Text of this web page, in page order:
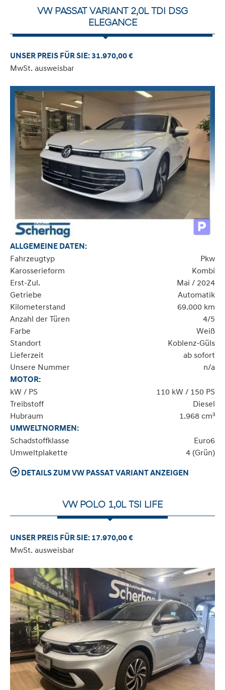
VW PASSAT VARIANT 2,0L TDI DSG
ELEGANCE
UNSER PREIS FÜR SIE: 31.970,00 €
MwSt. ausweisbar
ALLGEMEINE DATEN:
Fahrzeugtyp
Pkw
Karosserieform
Kombi
Erst-Zul.
Mai / 2024
Getriebe
Automatik
Kilometerstand
69.000 km
Anzahl der Türen
4/5
Farbe
Weiß
Standort
Koblenz-Güls
Lieferzeit
ab sofort
Unsere Nummer
n/a
MOTOR:
kW / PS
110 kW / 150 PS
Treibstoff
Diesel
Hubraum
1.968 cm³
UMWELTNORMEN:
Schadstoffklasse
Euro6
Umweltplakette
4 (Grün)
DETAILS ZUM VW PASSAT VARIANT ANZEIGEN
VW POLO 1,0L TSI LIFE
UNSER PREIS FÜR SIE: 17.970,00 €
MwSt. ausweisbar